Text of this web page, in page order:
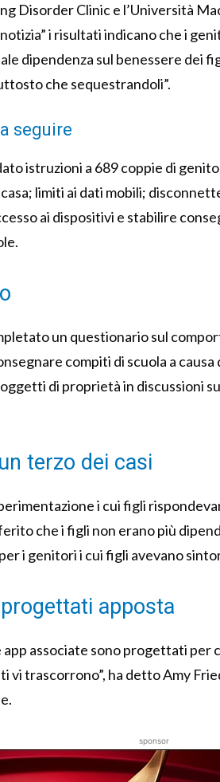
Disorder Clinic e l’Università
i risultati indicano che i
dipendenza sul benessere dei
che sequestrandoli”.
seguire
istruzioni a 689 coppie di
limiti ai dati mobili;
ai dispositivi e stabilire
un questionario sul
compiti di scuola a
di proprietà in discussioni
terzo dei casi
i cui figli
che i figli non erano più
i genitori i cui figli avevano
apposta
app associate sono progettati per
vi trascorrono”, ha detto Amy
sponsor